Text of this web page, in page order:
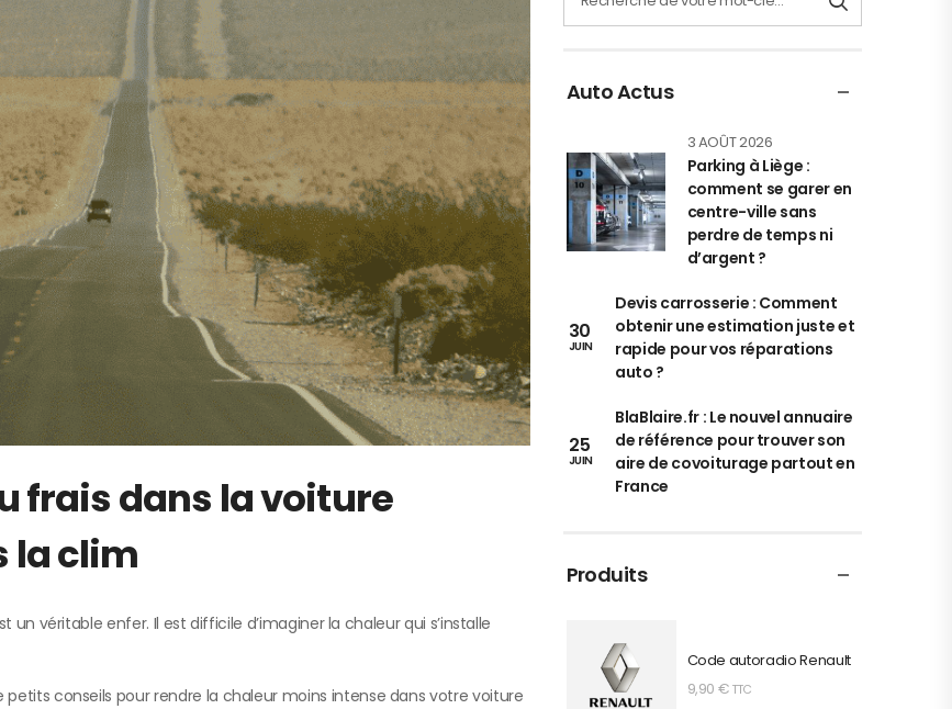
frais dans la voiture
la clim
véritable enfer. Il est difficile d’imaginer la chaleur qui s’installe
conseils pour rendre la chaleur moins intense dans votre voiture
Auto Actus
3 AOÛT 2026
Parking à Liège :
comment se garer en
centre-ville sans
perdre de temps ni
d’argent ?
30
JUIN
Devis carrosserie : Comment
obtenir une estimation juste et
rapide pour vos réparations
auto ?
25
JUIN
BlaBlaire.fr : Le nouvel annuaire
de référence pour trouver son
aire de covoiturage partout en
France
Produits
Code autoradio Renault
9,90 € TTC